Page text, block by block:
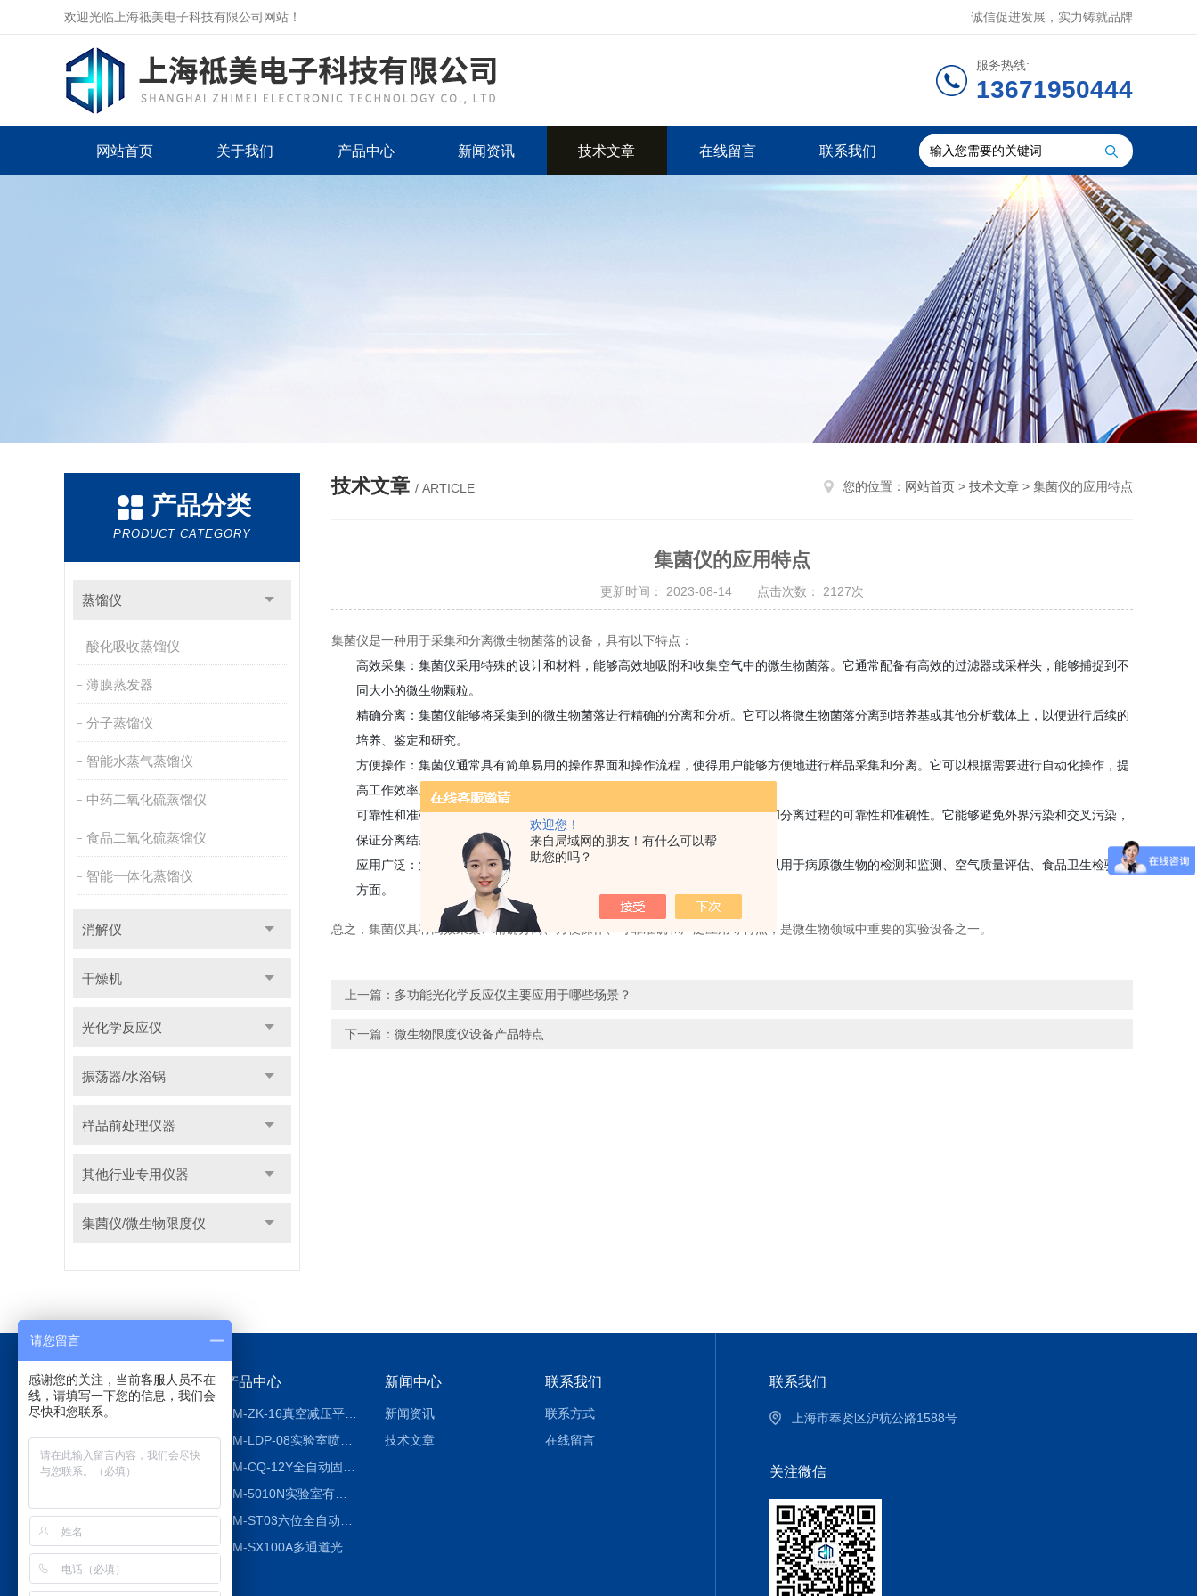
欢迎您！
来自局域网的朋友！有什么可以帮
助您的吗？
欢迎光临上海祗美电子科技有限公司网站！ 诚信促进发展，实力铸就品牌
服务热线:
13671950444
网站首页 关于我们 产品中心 新闻资讯 技术文章 在线留言 联系我们
产品分类
PRODUCT CATEGORY
蒸馏仪
酸化吸收蒸馏仪
薄膜蒸发器
分子蒸馏仪
智能水蒸气蒸馏仪
中药二氧化硫蒸馏仪
食品二氧化硫蒸馏仪
智能一体化蒸馏仪
消解仪
干燥机
光化学反应仪
振荡器/水浴锅
样品前处理仪器
其他行业专用仪器
集菌仪/微生物限度仪
技术文章 / ARTICLE 您的位置： 网站首页 > 技术文章 > 集菌仪的应用特点
集菌仪的应用特点
更新时间： 2023-08-14 点击次数： 2127次
集菌仪是一种用于采集和分离微生物菌落的设备，具有以下特点：
高效采集：集菌仪采用特殊的设计和材料，能够高效地吸附和收集空气中的微生物菌落。它通常配备有高效的过滤器或采样头，能够捕捉到不
同大小的微生物颗粒。
精确分离：集菌仪能够将采集到的微生物菌落进行精确的分离和分析。它可以将微生物菌落分离到培养基或其他分析载体上，以便进行后续的
培养、鉴定和研究。
方便操作：集菌仪通常具有简单易用的操作界面和操作流程，使得用户能够方便地进行样品采集和分离。它可以根据需要进行自动化操作，提
高工作效率。
可靠性和准确性：集菌仪采用先进的技术和精密的控制系统，能够确保采集和分离过程的可靠性和准确性。它能够避免外界污染和交叉污染，
保证分离结果的准确性。
应用广泛：集菌仪在医疗、环境监测、食品安全等领域有广泛的应用。它可以用于病原微生物的检测和监测、空气质量评估、食品卫生检验等
方面。
总之，集菌仪具有高效采集、精确分离、方便操作、可靠准确和广泛应用等特点，是微生物领域中重要的实验设备之一。
上一篇： 多功能光化学反应仪主要应用于哪些场景？
下一篇： 微生物限度仪设备产品特点
关于我们
公司简介
荣誉资质
产品中心
ZM-ZK-16真空减压平行浓缩仪
ZM-LDP-08实验室喷雾冷冻干燥机
ZM-5010N实验室有机溶剂喷雾干燥机
ZM-SX100A多通道光催化反应仪
新闻中心
新闻资讯
技术文章
联系我们
联系方式
在线留言
联系我们
上海市奉贤区沪杭公路1588号
关注微信
请您留言
感谢您的关注，当前客服人员不在
线，请填写一下您的信息，我们会
尽快和您联系。